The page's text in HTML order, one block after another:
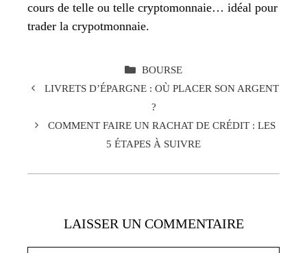
cours de telle ou telle cryptomonnaie… idéal pour
trader la crypotmonnaie.
CATÉGORIES
BOURSE
LIVRETS D’ÉPARGNE : OÙ PLACER SON ARGENT
?
COMMENT FAIRE UN RACHAT DE CRÉDIT : LES
5 ÉTAPES À SUIVRE
LAISSER UN COMMENTAIRE